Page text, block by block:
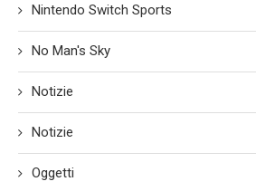
Nintendo Switch Sports
No Man's Sky
Notizie
Notizie
Oggetti